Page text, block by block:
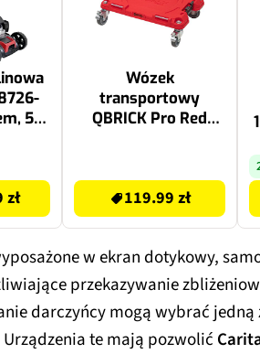
51
Wózek
transportowy
QBRICK Pro Red
119.99 zł
w ekran dotykowy,
przekazywanie
darczyńcy mogą wybrać
te mają pozwolić